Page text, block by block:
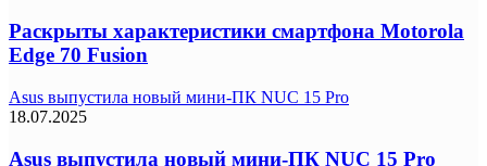
Раскрыты характеристики смартфона Motorola
Edge 70 Fusion
Asus выпустила новый мини-ПК NUC 15 Pro
18.07.2025
Asus выпустила новый мини-ПК NUC 15 Pro